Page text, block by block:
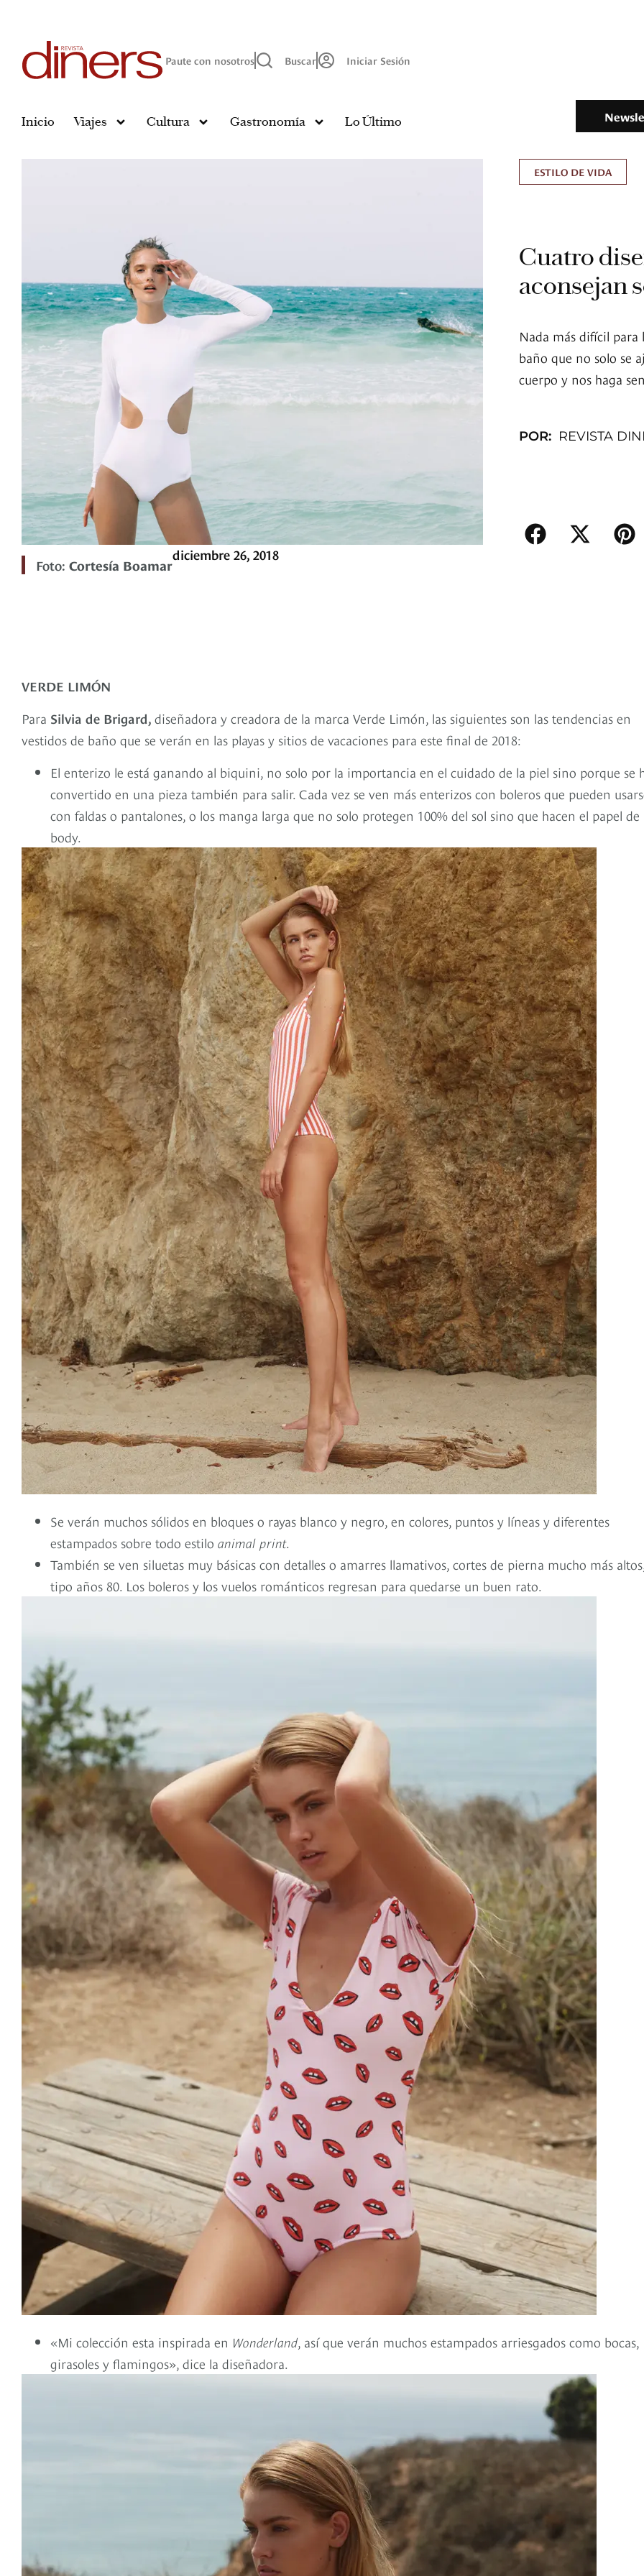
Paute con nosotros Buscar Iniciar Sesión
Inicio Viajes Cultura Gastronomía Lo Último
Foto: Cortesía Boamar
diciembre 26, 2018
ESTILO DE VIDA
Cuatro
aconsejan
Nada más difícil
baño que no solo se
cuerpo y nos haga
POR: REVISTA
VERDE LIMÓN
Para Silvia de Brigard, diseñadora y creadora de la marca Verde Limón, las siguientes son las tendencias en
vestidos de baño que se verán en las playas y sitios de vacaciones para este final de 2018:
El enterizo le está ganando al biquini, no solo por la importancia en el cuidado de la piel sino porque se
convertido en una pieza también para salir. Cada vez se ven más enterizos con boleros que pueden
con faldas o pantalones, o los manga larga que no solo protegen 100% del sol sino que hacen el papel de
body.
Se verán muchos sólidos en bloques o rayas blanco y negro, en colores, puntos y líneas y diferentes
estampados sobre todo estilo animal print.
También se ven siluetas muy básicas con detalles o amarres llamativos, cortes de pierna mucho más
tipo años 80. Los boleros y los vuelos románticos regresan para quedarse un buen rato.
«Mi colección esta inspirada en Wonderland, así que verán muchos estampados arriesgados como bocas,
girasoles y flamingos», dice la diseñadora.